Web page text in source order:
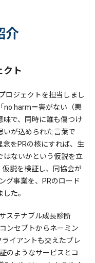
介
クト
ロジェクトを担当しまし
no harm＝害がない（悪
味で、同時に誰も傷つけ
いが込められた言葉で
をPRの核にすれば、生
はないかという仮説を立
仮説を検証し、同協会が
グ事業を、PRのロード
た。
ステナブル成長診断
ンセプトからネーミン
イアントも交えたブレ
のようなサービスとコ